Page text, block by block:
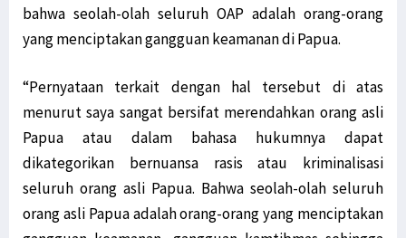
bahwa seolah-olah seluruh OAP adalah orang-orang
yang menciptakan gangguan keamanan di Papua.
“Pernyataan terkait dengan hal tersebut di atas
menurut saya sangat bersifat merendahkan orang asli
Papua atau dalam bahasa hukumnya dapat
dikategorikan bernuansa rasis atau kriminalisasi
seluruh orang asli Papua. Bahwa seolah-olah seluruh
orang asli Papua adalah orang-orang yang menciptakan